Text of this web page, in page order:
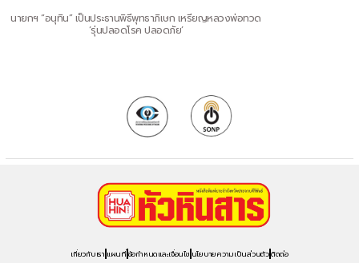
นายกฯ “อนุทิน” เป็นประธานพิธีพุทธาภิเษก เหรียญหลวงพ่อทวด
‘รุ่นปลอดโรค ปลอดภัย’
เกี่ยวกับเรา แผนที่ข้อกำหนดและเงื่อนไข นโยบายความเป็นส่วนตัวติดต่อ